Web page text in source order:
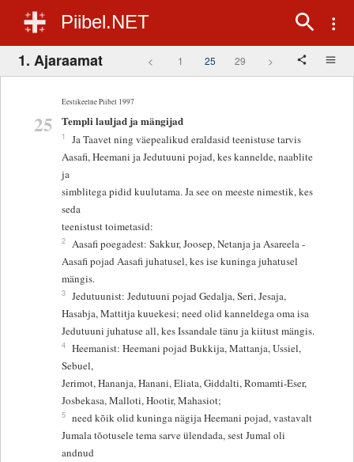
Piibel.NET
1. Ajaraamat < 1 25 29 >
Eestikeelne Piibel 1997
25 Templi lauljad ja mängijad
1
Ja Taavet ning väepealikud eraldasid teenistuse tarvis
Aasafi, Heemani ja Jedutuuni pojad, kes kannelde, naablite
ja
simblitega pidid kuulutama. Ja see on meeste nimestik, kes
seda
teenistust toimetasid:
2 Aasafi poegadest: Sakkur, Joosep, Netanja ja Asareela -
Aasafi pojad Aasafi juhatusel, kes ise kuninga juhatusel
mängis.
3 Jedutuunist: Jedutuuni pojad Gedalja, Seri, Jesaja,
Hasabja, Mattitja kuuekesi; need olid kanneldega oma isa
Jedutuuni juhatuse all, kes Issandale tänu ja kiitust mängis.
4 Heemanist: Heemani pojad Bukkija, Mattanja, Ussiel,
Sebuel,
Jerimot, Hananja, Hanani, Eliata, Giddalti, Romamti-Eser,
Josbekasa, Malloti, Hootir, Mahasiot;
5 need kõik olid kuninga nägija Heemani pojad, vastavalt
Jumala tõotusele tema sarve ülendada, sest Jumal oli
andnud